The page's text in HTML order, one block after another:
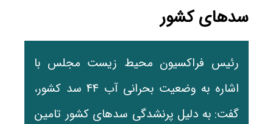
سدهای کشور
رئیس فراکسیون محیط زیست مجلس با
اشاره به وضعیت بحرانی آب ۴۴ سد کشور،
گفت: به دلیل پرنشدگی سدهای کشور تامین